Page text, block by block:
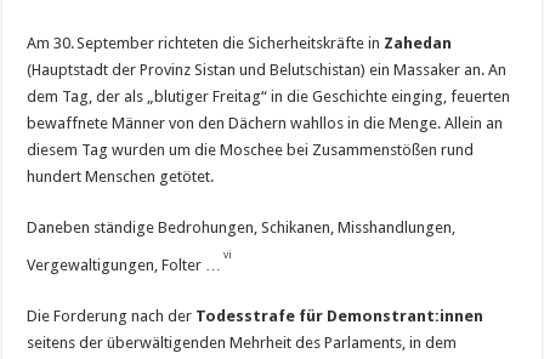
Am 30.September richteten die Sicherheitskräfte in Zahedan
(Hauptstadt der Provinz Sistan und Belutschistan) ein Massaker an. An
dem Tag, der als „blutiger Freitag“ in die Geschichte einging, feuerten
bewaffnete Männer von den Dächern wahllos in die Menge. Allein an
diesem Tag wurden um die Moschee bei Zusammenstößen rund
hundert Menschen getötet.
Daneben ständige Bedrohungen, Schikanen, Misshandlungen,
Vergewaltigungen, Folter …
vi
Die Forderung nach der Todesstrafe für Demon­strant:­innen
seitens der überwältigenden Mehrheit des Parlaments, in dem